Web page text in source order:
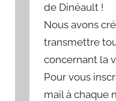
de Dinéault !
Nous avons
transmettre
concernant la
Pour vous
mail à chaque